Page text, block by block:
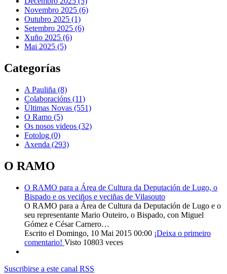
Novembro 2025 (6)
Outubro 2025 (1)
Setembro 2025 (6)
Xuño 2025 (6)
Mai 2025 (5)
Categorías
A Pauliña (8)
Colaboracións (11)
Últimas Novas (551)
O Ramo (5)
Os nosos videos (32)
Fotolog (0)
Axenda (293)
O RAMO
O RAMO para a Área de Cultura da Deputación de Lugo, o
Bispado e os veciños e veciñas de Vilasouto
O RAMO para a Área de Cultura da Deputación de Lugo e o
seu representante Mario Outeiro, o Bispado, con Miguel
Gómez e César Carnero…
Escrito el Domingo, 10 Mai 2015 00:00 ¡Deixa o primeiro
comentario! Visto 10803 veces
Suscribirse a este canal RSS